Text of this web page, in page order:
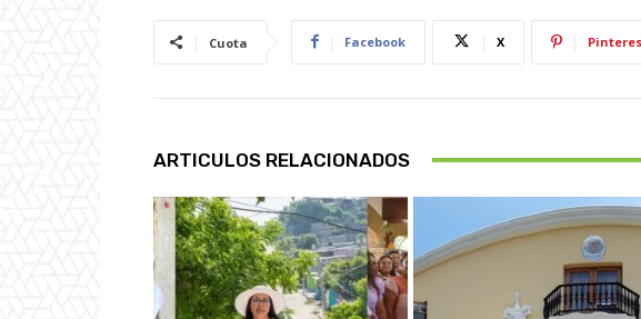
Cuota Facebook X
ARTICULOS RELACIONADOS